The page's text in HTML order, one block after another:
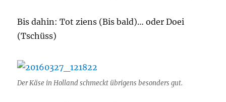
Bis dahin: Tot ziens (Bis bald)… oder Doei
(Tschüss)
Der Käse in Holland schmeckt übrigens besonders gut.